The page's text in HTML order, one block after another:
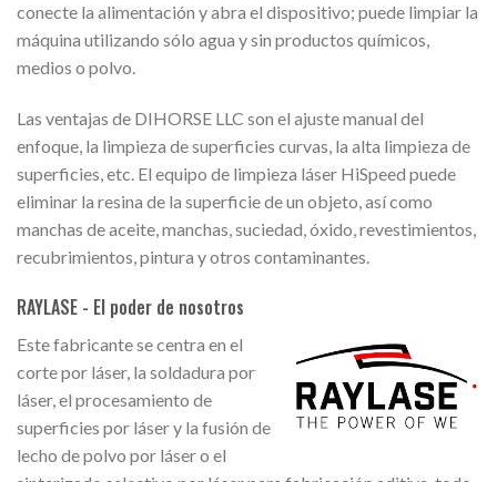
conecte la alimentación y abra el dispositivo; puede limpiar la
máquina utilizando sólo agua y sin productos químicos,
medios o polvo.
Las ventajas de DIHORSE LLC son el ajuste manual del
enfoque, la limpieza de superficies curvas, la alta limpieza de
superficies, etc. El equipo de limpieza láser HiSpeed puede
eliminar la resina de la superficie de un objeto, así como
manchas de aceite, manchas, suciedad, óxido, revestimientos,
recubrimientos, pintura y otros contaminantes.
RAYLASE - El poder de nosotros
Este fabricante se centra en el
corte por láser, la soldadura por
láser, el procesamiento de
superficies por láser y la fusión de
lecho de polvo por láser o el